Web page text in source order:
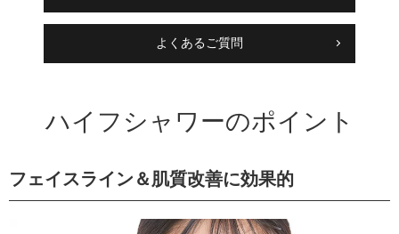
よくあるご質問
ハイフシャワーのポイント
フェイスライン＆肌質改善に効果的